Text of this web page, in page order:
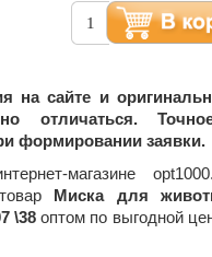
на сайте и
отличаться.
формировании заявки.
магазине
Миска для
\38 оптом по выгодной